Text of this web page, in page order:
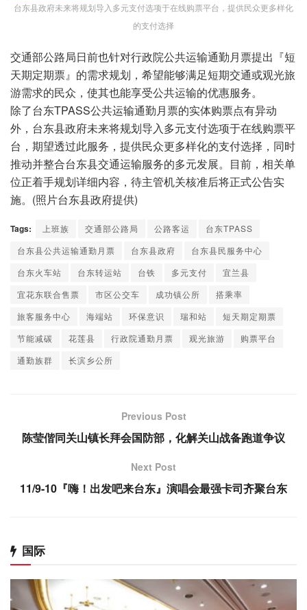
台东县政府未来将规划导入多元支付选项于在线购票平台，提供民众更多样化
的支付选择
交通部公路局日前也针对行政院公共运输通勤月票提出『短
天期定期票』的需求规划，希望能够满足短期交通或观光旅
游需求的民众，使其也能享受公共运输的优惠服务。
除了台东TPASS公共运输通勤月票的实体购票点有异动
外，台东县政府未来将规划导入多元支付选项于在线购票平
台，期望透过此服务，提供民众更多样化的支付选择，同时
推动并整合台东县交通运输服务的多元发展。目前，相关单
位正着手规划详细内容，待主管机关核准后将正式公告实
施。(照片台东县政府提供)
Tags: 上班族 交通部公路局 公路客运
台东TPASS
台东县公共运输通勤月票
台东县政府
台东县民服务中心
台东火车站
台东转运站 台铁 多元支付
宜兰县
宜花东联合售票
市区公交车 成功镇公所
搭乘率
旅客服务中心
海端站 环保意识 瑞和站
短天期定期票
节能减碳
花莲县 行政院通勤月票 观光旅游
购票平台
通勤族群
长滨乡公所
Previous Post
陈莹偕同关山镇长拜会国防部，化解关山战备跑道争议
Next Post
11/9-10『嗨！出发吧来台东』演唱会最强卡司齐聚台东
国际